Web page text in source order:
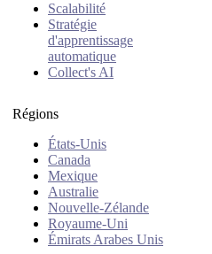
Scalabilité
Stratégie
d'apprentissage
automatique
Collect's AI
Régions
États-Unis
Canada
Mexique
Australie
Nouvelle-Zélande
Royaume-Uni
Émirats Arabes Unis